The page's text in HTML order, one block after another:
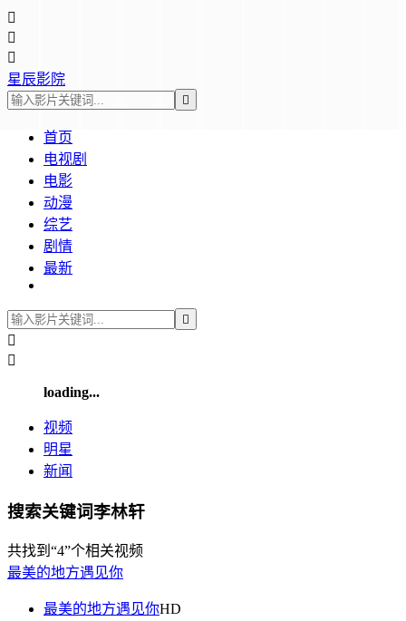



星辰影院

首页
电视剧
电影
动漫
综艺
剧情
最新



loading...
视频
明星
新闻
搜索关键词李林轩
共找到 “4”个相关视频
最美的地方遇见你
最美的地方遇见你HD